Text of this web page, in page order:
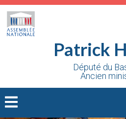
Patrick
Député du
Ancien
Cookies management panel